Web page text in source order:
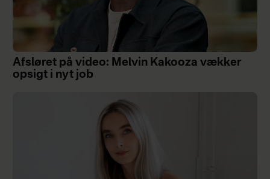
Afsløret på video: Melvin Kakooza vækker
opsigt i nyt job